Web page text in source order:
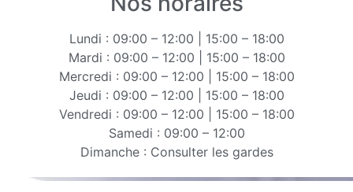
Lundi : 09:00 – 12:00 | 15:00 – 18:00
Mardi : 09:00 – 12:00 | 15:00 – 18:00
Mercredi : 09:00 – 12:00 | 15:00 – 18:00
Jeudi : 09:00 – 12:00 | 15:00 – 18:00
Vendredi : 09:00 – 12:00 | 15:00 – 18:00
Samedi : 09:00 – 12:00
Dimanche : Consulter les gardes